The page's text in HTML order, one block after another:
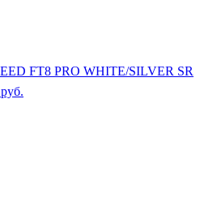
FT8 PRO WHITE/SILVER SR
руб.